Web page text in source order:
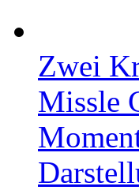
Zwei
Missle